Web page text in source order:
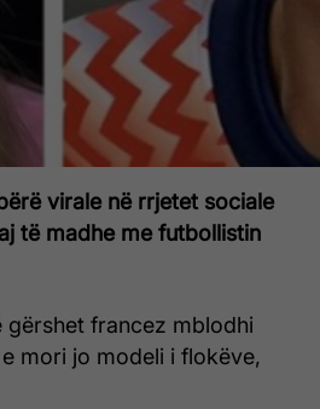
virale në rrjetet sociale
të madhe me futbollistin
gërshet francez mblodhi
mori jo modeli i flokëve,